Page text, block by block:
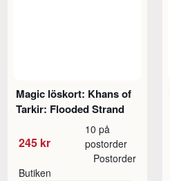
Magic löskort: Khans of
Tarkir: Flooded Strand
245 kr
10 på
postorder
Butiken
Postorder